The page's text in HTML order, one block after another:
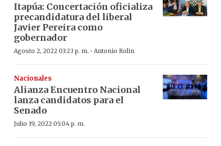
Itapúa: Concertación oficializa
precandidatura del liberal
Javier Pereira como
gobernador
Agosto 2, 2022 03:23 p. m. · Antonio Rolin
Nacionales
Alianza Encuentro Nacional
lanza candidatos para el
Senado
Julio 19, 2022 05:04 p. m.